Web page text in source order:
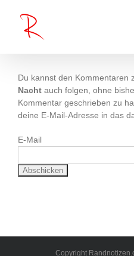
springen
Du kannst den Kommentaren
Nacht auch folgen, ohne
Kommentar geschrieben zu
deine E-Mail-Adresse in das
E-Mail
Copyright